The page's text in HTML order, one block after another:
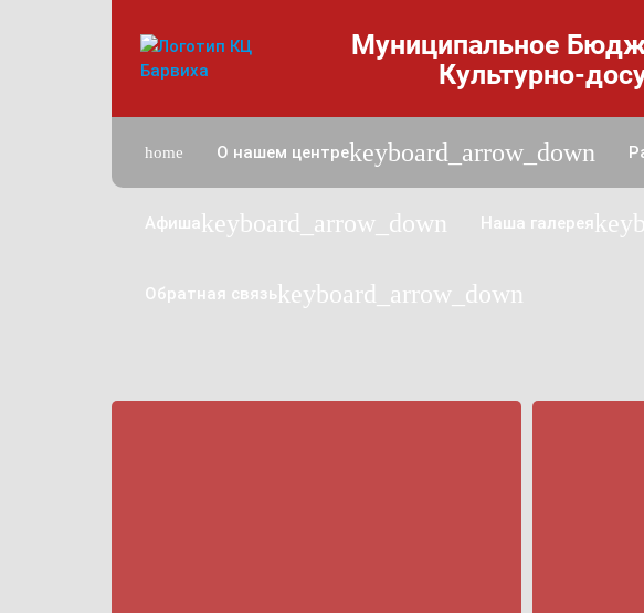
Муниципальное
Культурно-
home О нашем центреkeyboard_arrow_down
Афиша keyboard_arrow_down Наша галерея
Обратная связь keyboard_arrow_down